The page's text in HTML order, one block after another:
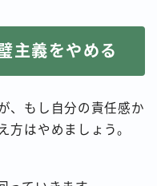
主義をやめる
、もし自分の責任感か
方はやめましょう。